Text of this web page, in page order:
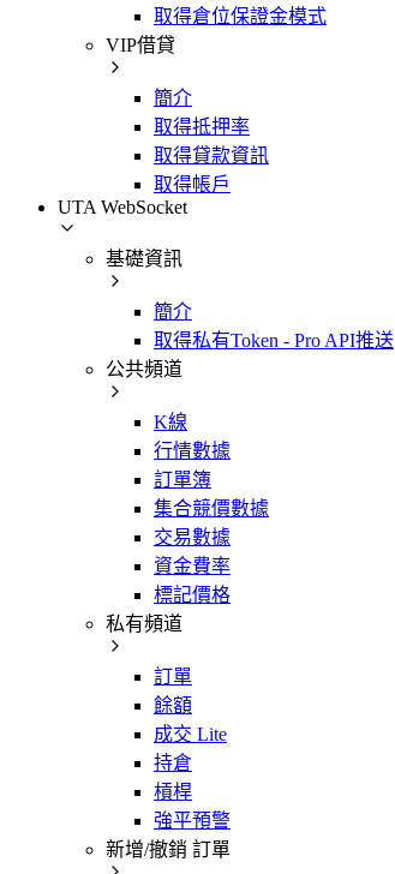
取得倉位保證金模式
VIP借貸
簡介
取得抵押率
取得貸款資訊
取得帳戶
UTA WebSocket
基礎資訊
簡介
取得私有Token - Pro API推送
公共頻道
K線
行情數據
訂單簿
集合競價數據
交易數據
資金費率
標記價格
私有頻道
訂單
餘額
成交 Lite
持倉
槓桿
強平預警
新增/撤銷 訂單